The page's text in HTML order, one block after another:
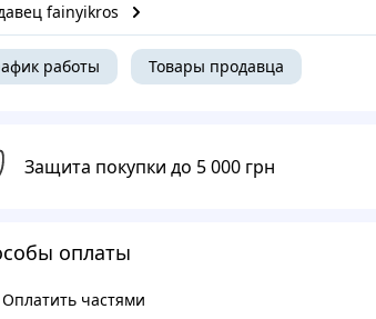
fainyikros
работы Товары продавца
Защита покупки до 5 000 грн
оплаты
Оплатить частями